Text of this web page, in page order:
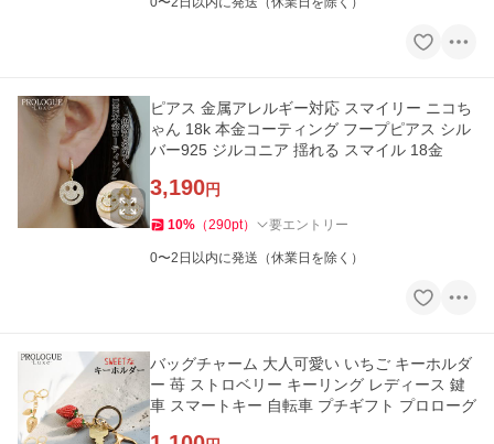
ピアス 金属アレルギー対応 スマイリー ニコち
ゃん 18k 本金コーティング フープピアス シル
バー925 ジルコニア 揺れる スマイル 18金
3,190円
10% （290pt） 要エントリー
0〜2日以内に発送（休業日を除く）
バッグチャーム 大人可愛い いちご キーホルダ
ー 苺 ストロベリー キーリング レディース 鍵
車 スマートキー 自転車 プチギフト プロローグ